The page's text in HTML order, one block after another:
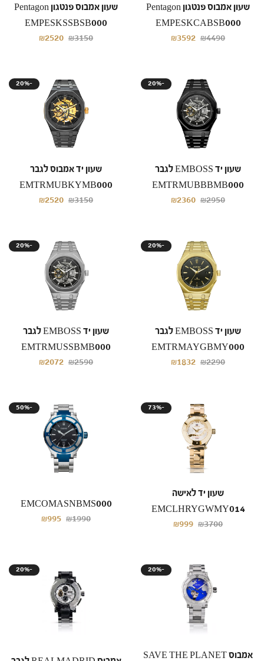
שעון אמבוס פנטגון Pentagon
EMPESKSSBSB000
₪2520 ₪3150
שעון אמבוס פנטגון Pentagon
EMPESKCABSB000
₪3592 ₪4490
20%-
שעון יד אמבוס לגבר
EMTRMUBKYMB000
₪2520 ₪3150
20%-
שעון יד EMBOSS לגבר
EMTRMUBBBMB000
₪2360 ₪2950
20%-
שעון יד EMBOSS לגבר
EMTRMUSSBMB000
₪2072 ₪2590
20%-
שעון יד EMBOSS לגבר
EMTRMAYGBMY000
₪1832 ₪2290
50%-
EMCOMASNBMS000
₪995 ₪1990
73%-
שעון יד לאישה
EMCLHRYGWMY014
₪999 ₪3700
20%- 20%-
אמבוס SAVE THE PLANET